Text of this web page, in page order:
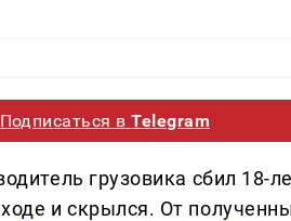
Подписаться вTelegram
грузовика сбил 18-
и скрылся. От